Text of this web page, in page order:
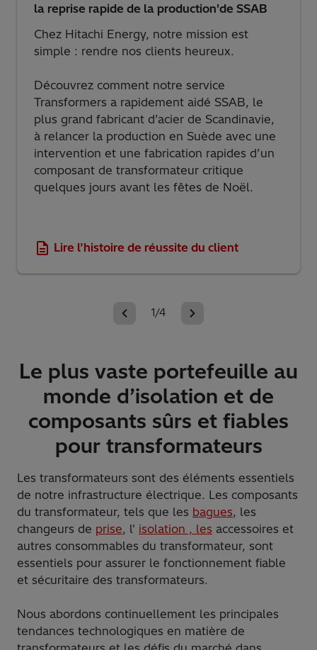
Transformer Connect? Ne vous inquiétez
n’importe quand, n’importe où et sur
demande!
Inscrivez-vous ici pour regarder et apprendre
de nos experts en solutions
d’énergierenouvelableet comment le
portefeuille novateur d’ Hitachi Energy peut
soutenir vos applications terrestres et
sur demande
1/4
Le plus vaste portefeuille au
monde d’isolation et de
composants sûrs et fiables
pour transformateurs
Les transformateurs sont des éléments essentiels
de notre infrastructure électrique. Les composants
du transformateur, tels que les bagues
autres consommables du transformateur, sont
essentiels pour assurer le fonctionnement fiable
et sécuritaire des transformateurs.